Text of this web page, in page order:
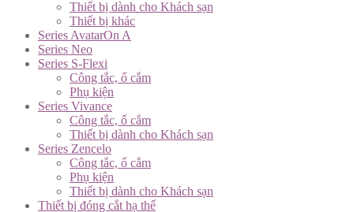
Thiết bị dành cho Khách sạn
Thiết bị khác
Series AvatarOn A
Series Neo
Series S-Flexi
Công tắc, ổ cắm
Phụ kiện
Series Vivance
Công tắc, ổ cắm
Thiết bị dành cho Khách sạn
Series Zencelo
Công tắc, ổ cắm
Phụ kiện
Thiết bị dành cho Khách sạn
Thiết bị đóng cắt hạ thế